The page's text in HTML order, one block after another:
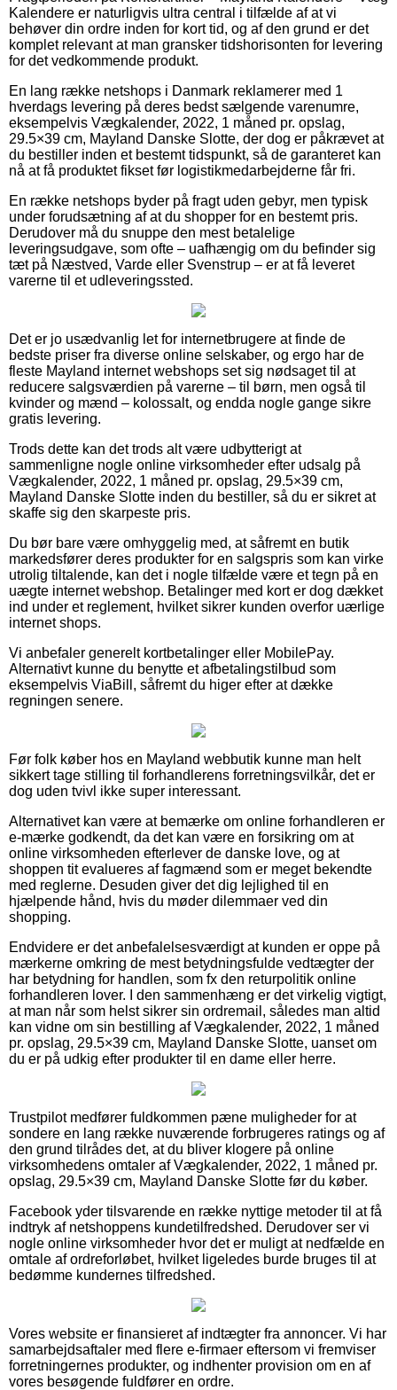
Kalendere er naturligvis ultra central i tilfælde af at vi
behøver din ordre inden for kort tid, og af den grund er det
komplet relevant at man gransker tidshorisonten for levering
for det vedkommende produkt.
En lang række netshops i Danmark reklamerer med 1
hverdags levering på deres bedst sælgende varenumre,
eksempelvis Vægkalender, 2022, 1 måned pr. opslag,
29.5×39 cm, Mayland Danske Slotte, der dog er påkrævet at
du bestiller inden et bestemt tidspunkt, så de garanteret kan
nå at få produktet fikset før logistikmedarbejderne får fri.
En række netshops byder på fragt uden gebyr, men typisk
under forudsætning af at du shopper for en bestemt pris.
Derudover må du snuppe den mest betalelige
leveringsudgave, som ofte – uafhængig om du befinder sig
tæt på Næstved, Varde eller Svenstrup – er at få leveret
varerne til et udleveringssted.
Det er jo usædvanlig let for internetbrugere at finde de
bedste priser fra diverse online selskaber, og ergo har de
fleste Mayland internet webshops set sig nødsaget til at
reducere salgsværdien på varerne – til børn, men også til
kvinder og mænd – kolossalt, og endda nogle gange sikre
gratis levering.
Trods dette kan det trods alt være udbytterigt at
sammenligne nogle online virksomheder efter udsalg på
Vægkalender, 2022, 1 måned pr. opslag, 29.5×39 cm,
Mayland Danske Slotte inden du bestiller, så du er sikret at
skaffe sig den skarpeste pris.
Du bør bare være omhyggelig med, at såfremt en butik
markedsfører deres produkter for en salgspris som kan virke
utrolig tiltalende, kan det i nogle tilfælde være et tegn på en
uægte internet webshop. Betalinger med kort er dog dækket
ind under et reglement, hvilket sikrer kunden overfor uærlige
internet shops.
Vi anbefaler generelt kortbetalinger eller MobilePay.
Alternativt kunne du benytte et afbetalingstilbud som
eksempelvis ViaBill, såfremt du higer efter at dække
regningen senere.
Før folk køber hos en Mayland webbutik kunne man helt
sikkert tage stilling til forhandlerens forretningsvilkår, det er
dog uden tvivl ikke super interessant.
Alternativet kan være at bemærke om online forhandleren er
e-mærke godkendt, da det kan være en forsikring om at
online virksomheden efterlever de danske love, og at
shoppen tit evalueres af fagmænd som er meget bekendte
med reglerne. Desuden giver det dig lejlighed til en
hjælpende hånd, hvis du møder dilemmaer ved din
shopping.
Endvidere er det anbefalelsesværdigt at kunden er oppe på
mærkerne omkring de mest betydningsfulde vedtægter der
har betydning for handlen, som fx den returpolitik online
forhandleren lover. I den sammenhæng er det virkelig vigtigt,
at man når som helst sikrer sin ordremail, således man altid
kan vidne om sin bestilling af Vægkalender, 2022, 1 måned
pr. opslag, 29.5×39 cm, Mayland Danske Slotte, uanset om
du er på udkig efter produkter til en dame eller herre.
Trustpilot medfører fuldkommen pæne muligheder for at
sondere en lang række nuværende forbrugeres ratings og af
den grund tilrådes det, at du bliver klogere på online
virksomhedens omtaler af Vægkalender, 2022, 1 måned pr.
opslag, 29.5×39 cm, Mayland Danske Slotte før du køber.
Facebook yder tilsvarende en række nyttige metoder til at få
indtryk af netshoppens kundetilfredshed. Derudover ser vi
nogle online virksomheder hvor det er muligt at nedfælde en
omtale af ordreforløbet, hvilket ligeledes burde bruges til at
bedømme kundernes tilfredshed.
Vores website er finansieret af indtægter fra annoncer. Vi har
samarbejdsaftaler med flere e-firmaer eftersom vi fremviser
forretningernes produkter, og indhenter provision om en af
vores besøgende fuldfører en ordre.